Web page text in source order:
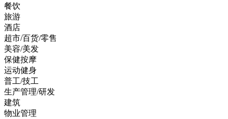
餐饮
旅游
酒店
超市/百货/零售
美容/美发
保健按摩
运动健身
普工/技工
生产管理/研发
建筑
物业管理